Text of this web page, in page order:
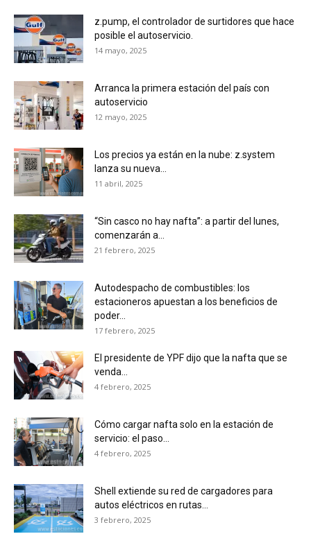
z.pump, el controlador de surtidores que hace
posible el autoservicio.
14 mayo, 2025
Arranca la primera estación del país con
autoservicio
12 mayo, 2025
Los precios ya están en la nube: z.system
lanza su nueva...
11 abril, 2025
“Sin casco no hay nafta”: a partir del lunes,
comenzarán a...
21 febrero, 2025
Autodespacho de combustibles: los
estacioneros apuestan a los beneficios de
poder...
17 febrero, 2025
El presidente de YPF dijo que la nafta que se
venda...
4 febrero, 2025
Cómo cargar nafta solo en la estación de
servicio: el paso...
4 febrero, 2025
Shell extiende su red de cargadores para
autos eléctricos en rutas...
3 febrero, 2025